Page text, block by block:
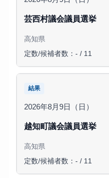
芸西村議会議員選挙
高知県
定数/候補者数：- / 11
結果
2026年8月9日（日）
越知町議会議員選挙
高知県
定数/候補者数：- / 11